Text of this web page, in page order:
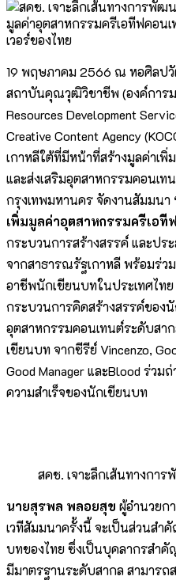
19 พฤษภาคม 2566 ณ หอศิลป
สถาบันคุณวุฒิวิชาชีพ (องค์การม
Resources Development
Creative Content Agency
เกาหลีใต้ที่มีหน้าที่สร้างมูลค่า
และส่งเสริมอุตสาหกรรมคอนเ
กรุงเทพมหานคร จัดงานสัมมนา
เพิ่มมูลค่าอุตสาหกรรมครีเอที
กระบวนการสร้างสรรค์ และป
จากสาธารณรัฐเกาหลี พร้อมร่
อาชีพนักเขียนบทในประเทศไท
กระบวนการคิดสร้างสรรค์ของ
อุตสาหกรรมคอนเทนต์ระดับสา
เขียนบท จากซีรีย์ Vincenzo,
Good Manager และBlood ร่ว
ความสำเร็จของนักเขียนบท
สคช. เจาะลึกเส้นทางกา
นายสุรพล พลอยสุข ผู้อำนวยก
เวทีสัมมนาครั้งนี้ จะเป็นส่วนส
บทของไทย ซึ่งเป็นบุคลากรสำ
มีมาตรฐานระดับสากล สามารถ